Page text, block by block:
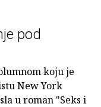
pod
koju je
New York
u roman "Seks i